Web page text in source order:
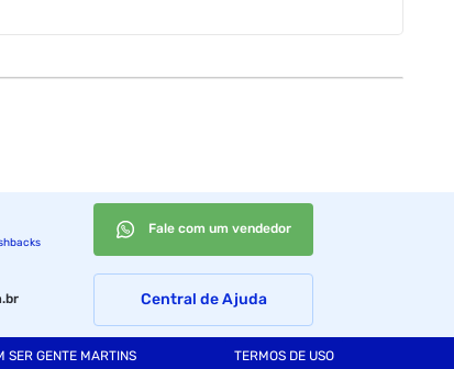
Fale com um vendedor
Central de Ajuda
SER GENTE MARTINS TERMOS DE USO